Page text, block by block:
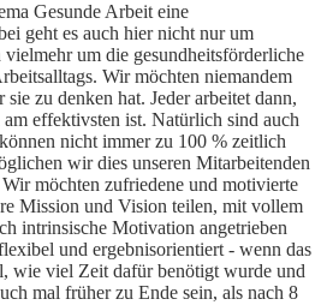
Gesunde Arbeit eine
geht es auch hier nicht nur um
um die gesundheitsförderliche
Wir möchten niemandem
zu denken hat. Jeder arbeitet dann,
effektivsten ist. Natürlich sind auch
nicht immer zu 100 % zeitlich
wir dies unseren Mitarbeitenden
möchten zufriedene und motivierte
Mission und Vision teilen, mit vollem
intrinsische Motivation angetrieben
und ergebnisorientiert - wenn das
wie viel Zeit dafür benötigt wurde und
mal früher zu Ende sein, als nach 8